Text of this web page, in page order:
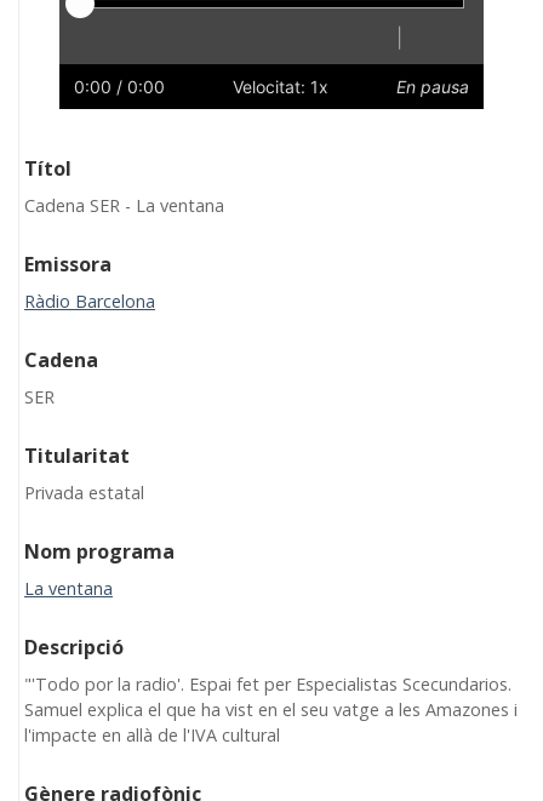
Lent
0:00 / 0:00 Velocitat: 1x En pausa
Títol
Cadena SER - La ventana
Emissora
Ràdio Barcelona
Cadena
SER
Titularitat
Privada estatal
Nom programa
La ventana
Descripció
"'Todo por la radio'. Espai fet per Especialistas Scecundarios.
Samuel explica el que ha vist en el seu vatge a les Amazones i
l'impacte en allà de l'IVA cultural
Gènere radiofònic